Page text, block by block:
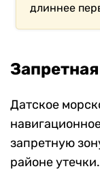
длиннее
Датское
запретную
районе утечки.